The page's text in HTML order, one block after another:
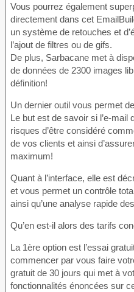
Vous pourrez également
directement dans cet
un système de retouches et
l’ajout de filtres ou de gifs.
De plus, Sarbacane met à
de données de 2300 images
définition!
Un dernier outil vous permet
Le but est de savoir si l’e-
risques d’être considéré
de vos clients et ainsi
maximum!
Quant à l’interface, elle est
et vous permet un contrôle
ainsi qu’une analyse rapide
Qu’en est-il alors des tarifs
La 1ère option est l’essai
commencer par vous faire
gratuit de 30 jours qui met à
fonctionnalités énoncées sur